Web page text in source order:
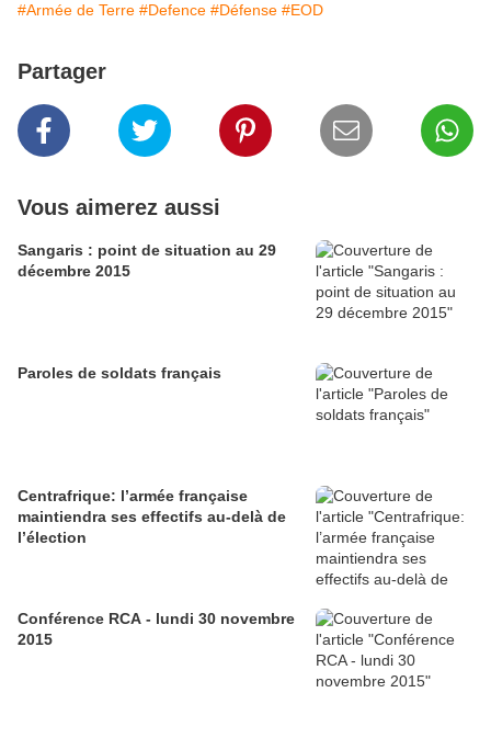
#Armée de Terre #Defence #Défense #EOD
Partager
Vous aimerez aussi
Sangaris : point de situation au 29
décembre 2015
Paroles de soldats français
Centrafrique: l’armée française
maintiendra ses effectifs au-delà de
l’élection
Conférence RCA - lundi 30 novembre
2015